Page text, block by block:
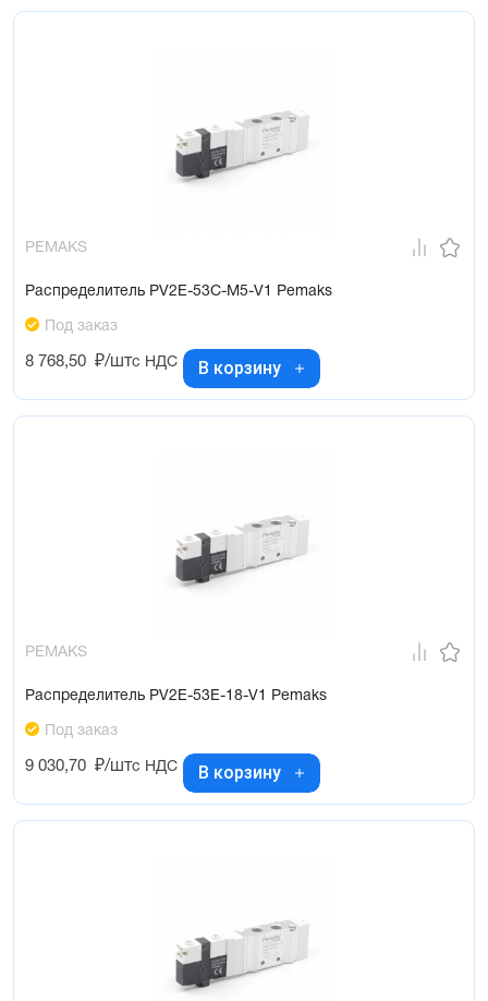
PEMAKS
Распределитель PV2E-53C-M5-V1 Pemaks
Под заказ
8 768,50 ₽/штс НДС В корзину
PEMAKS
Распределитель PV2E-53E-18-V1 Pemaks
Под заказ
9 030,70 ₽/штс НДС В корзину